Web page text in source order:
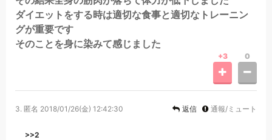
ダイエットをする時は適切な食事と適切なトレーニン
グが重要です
そのことを身に染みて感じました
+3 0
3. 匿名 2018/01/26(金) 12:42:30 返信 通報/ミュート
>>2